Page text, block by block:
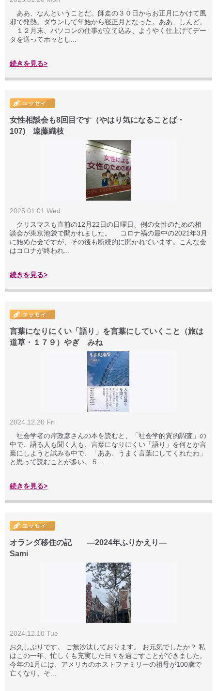
ああ、なんということだ。師走の３０日からお正月にかけて風
邪で発熱。ダウンして年始から寝正月となった。ああ、しんど。
１２月末、パソコンの仕事が立て込み、ようやく仕上げてデー
タを送ってホッとし...
続きを見る>
女性相談会も8回目です（やはり気になることば・
107) 遠藤織枝
2025.01.01 Wed
クリスマスも直前の12月22日の日曜日、例の女性のための相
談会が東京池袋で開かれました。 コロナ禍の最中の2021年3月
に始めた会ですが、その後も断続的に開かれています。こんな会
はコロナが終われ...
続きを見る>
言葉になりにくい「語り」を言葉にしていくこと（旅は
道草・１７９）やぎ みね
2024.12.20 Fri
社会学者の岸政彦さんの本を読むと、「社会学的質的調査」の
中で、語る人も聞く人も、言葉になりにくい「語り」を何とか言
葉にしようと試みる中で、「ああ、うまく言葉にしてくれたわ」
と思って読むことが多い。５...
続きを見る>
オランダ移住の記 ―2024年ふりかえり―
Sami
2024.12.10 Tue
お久しぶりです。 ご無沙汰しております。 お元気でしたか？ 私
はこの一年、忙しくも充実した日々を過ごすことができました。
今年の1月には、アメリカのホストファミリーの祖母が100歳で
亡くなり、そ...